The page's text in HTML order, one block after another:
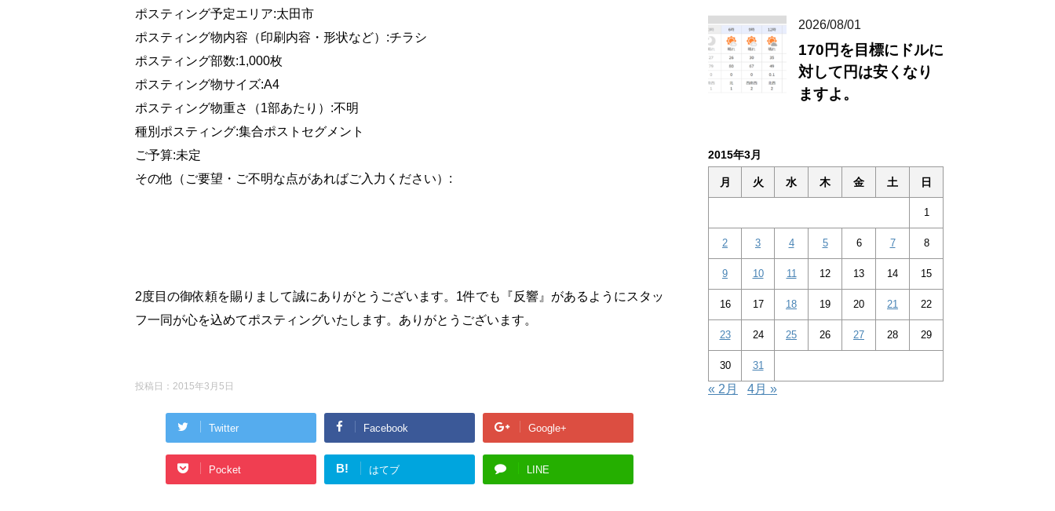
ポスティング予定エリア:太田市
ポスティング物内容（印刷内容・形状など）:チラシ
ポスティング部数:1,000枚
ポスティング物サイズ:A4
ポスティング物重さ（1部あたり）:不明
種別ポスティング:集合ポストセグメント
ご予算:未定
その他（ご要望・ご不明な点があればご入力ください）:
2度目の御依頼を賜りまして誠にありがとうございます。1件でも『反響』があるようにスタッ
フ一同が心を込めてポスティングいたします。ありがとうございます。
投稿日： 2015年3月5日
Twitter Facebook Google+
Pocket B! はてブ LINE
2026/08/01
170円を目標にドルに
対して円は安くなり
ますよ。
2015年3月
月 火 水 木 金 土 日
1
2 3 4 5 6 7 8
9 10 11 12 13 14 15
16 17 18 19 20 21 22
23 24 25 26 27 28 29
30 31
« 2月 4月 »